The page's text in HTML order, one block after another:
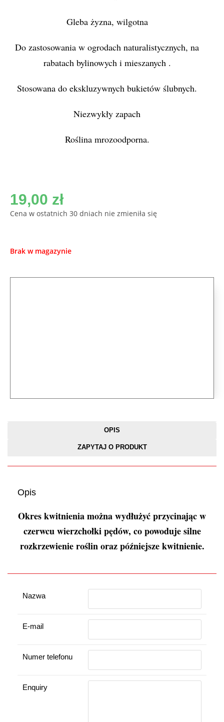
Gleba żyzna, wilgotna
Do zastosowania w ogrodach naturalistycznych, na
rabatach bylinowych i mieszanych .
Stosowana do ekskluzywnych bukietów ślubnych.
Niezwykły zapach
Roślina mrozoodporna.
19,00 zł
Cena w ostatnich 30 dniach nie zmieniła się
Brak w magazynie
OPIS
ZAPYTAJ O PRODUKT
Opis
Okres kwitnienia można wydłużyć przycinając w
czerwcu wierzchołki pędów, co powoduje silne
rozkrzewienie roślin oraz późniejsze kwitnienie.
Nazwa
E-mail
Numer telefonu
Enquiry